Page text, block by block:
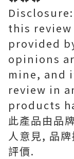
this
provided
opinions
mine, and
review in
products
此產品由品
人意見, 品
評價.